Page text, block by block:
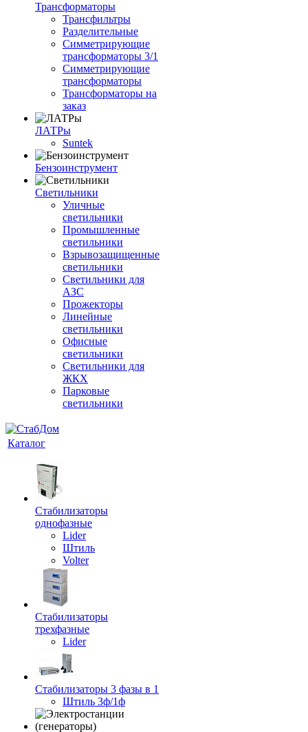
Трансформаторы
Трансфильтры
Разделительные
Симметрирующие
трансформаторы 3/1
Симметрирующие
трансформаторы
Трансформаторы на
заказ
ЛАТРы
Suntek
Бензоинструмент
Светильники
Уличные
светильники
Промышленные
светильники
Взрывозащищенные
светильники
Светильники для
АЗС
Прожекторы
Линейные
светильники
Офисные
светильники
Светильники для
ЖКХ
Парковые
светильники
Каталог
Стабилизаторы
однофазные
Lider
Штиль
Volter
Стабилизаторы
трехфазные
Lider
Стабилизаторы 3 фазы в 1
Штиль 3ф/1ф